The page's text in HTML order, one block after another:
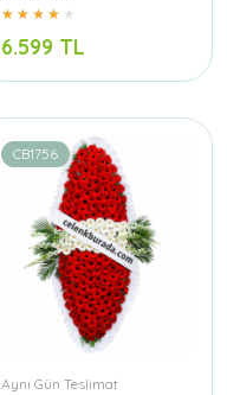
6.599 TL
CB1756
Aynı Gün Teslimat